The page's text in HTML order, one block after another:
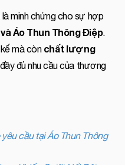
là minh chứng cho sự hợp
Áo Thun Thông Điệp.
mà còn chất lượng
đủ nhu cầu của thương
cầu tại Áo Thun Thông